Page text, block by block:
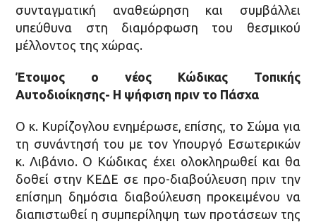
συνταγματική αναθεώρηση και συμβάλλει
υπεύθυνα στη διαμόρφωση του θεσμικού
μέλλοντος της χώρας.
Έτοιμος ο νέος Κώδικας Τοπικής
Αυτοδιοίκησης- Η ψήφιση πριν το Πάσχα
Ο κ. Κυρίζογλου ενημέρωσε, επίσης, το Σώμα για
τη συνάντησή του με τον Υπουργό Εσωτερικών
κ. Λιβάνιο. Ο Κώδικας έχει ολοκληρωθεί και θα
δοθεί στην ΚΕΔΕ σε προ-διαβούλευση πριν την
επίσημη δημόσια διαβούλευση προκειμένου να
διαπιστωθεί η συμπερίληψη των προτάσεων της